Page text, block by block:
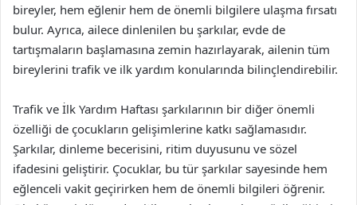
bireyler, hem eğlenir hem de önemli bilgilere ulaşma fırsatı
bulur. Ayrıca, ailece dinlenilen bu şarkılar, evde de
tartışmaların başlamasına zemin hazırlayarak, ailenin tüm
bireylerini trafik ve ilk yardım konularında bilinçlendirebilir.
Trafik ve İlk Yardım Haftası şarkılarının bir diğer önemli
özelliği de çocukların gelişimlerine katkı sağlamasıdır.
Şarkılar, dinleme becerisini, ritim duyusunu ve sözel
ifadesini geliştirir. Çocuklar, bu tür şarkılar sayesinde hem
eğlenceli vakit geçirirken hem de önemli bilgileri öğrenir.